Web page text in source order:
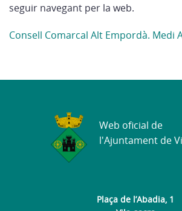
seguir navegant per la web.
Consell Comarcal Alt Empordà. Medi
Plaça de l’Abadia, 1
Web oficial de
l'Ajuntament de